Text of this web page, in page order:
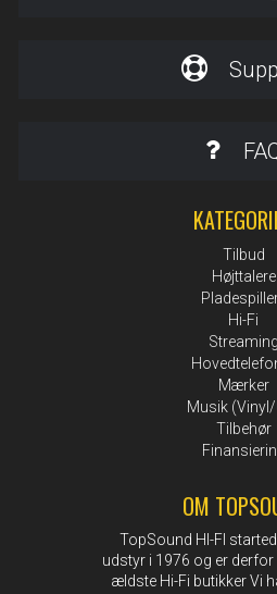
Tilbud
Højttalere
Hi-Fi
Streaming
Mærker
Musik (Vinyl/
Tilbehør
OM
TopSound HI-FI
udstyr i 1976 og er
ældste Hi-Fi butikker Vi